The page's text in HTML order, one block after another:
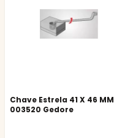
Chave Estrela 41 X 46 MM
003520 Gedore